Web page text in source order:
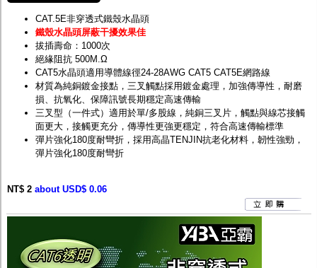
CAT.5E非穿透式鐵殼水晶頭
鐵殼水晶頭屏蔽干擾效果佳
拔插壽命：1000次
絕緣阻抗 500M.Ω
CAT5水晶頭適用導體線徑24-28AWG CAT5 CAT5E網路線
材質為純銅鍍金接點，三叉觸點採用鍍金處理，加強傳導性，耐磨
損、抗氧化、保障訊號長期穩定高速傳輸
三叉型（一件式）適用於單/多股線，純銅三叉片，觸點與線芯接觸
面更大，接觸更充分，傳導性更強更穩定，符合高速傳輸標準
彈片強化180度耐彎折，採用高晶TENJIN抗老化材料，韌性強勁，
彈片強化180度耐彎折
NT$ 2 about USD$ 0.06